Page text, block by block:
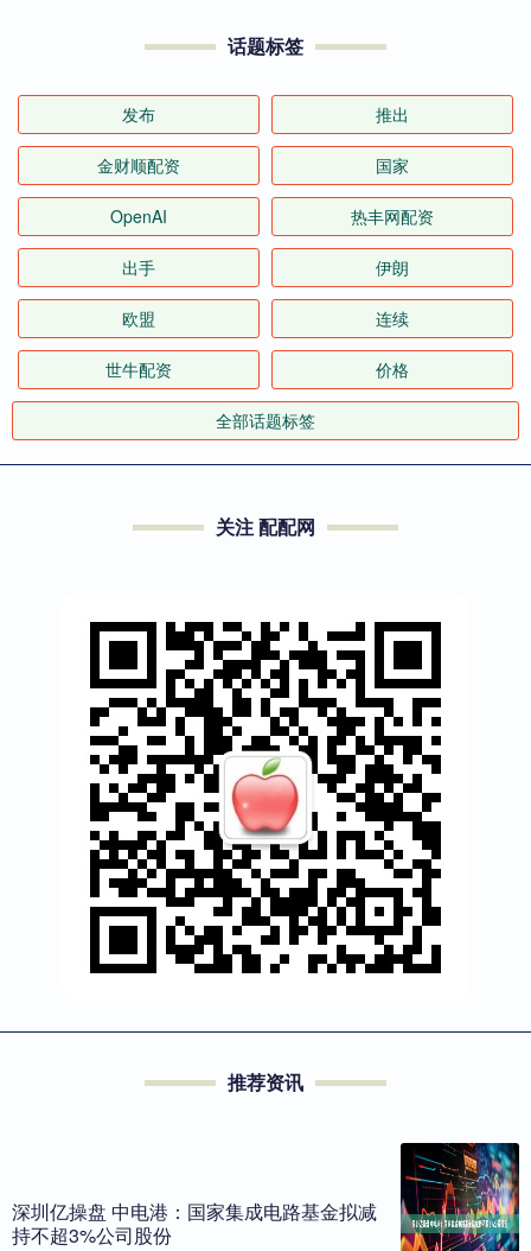
话题标签
发布 推出
金财顺配资 国家
OpenAI 热丰网配资
出手 伊朗
欧盟 连续
世牛配资 价格
全部话题标签
关注 配配网
推荐资讯
深圳亿操盘 中电港：国家集成电路基金拟减
持不超3%公司股份